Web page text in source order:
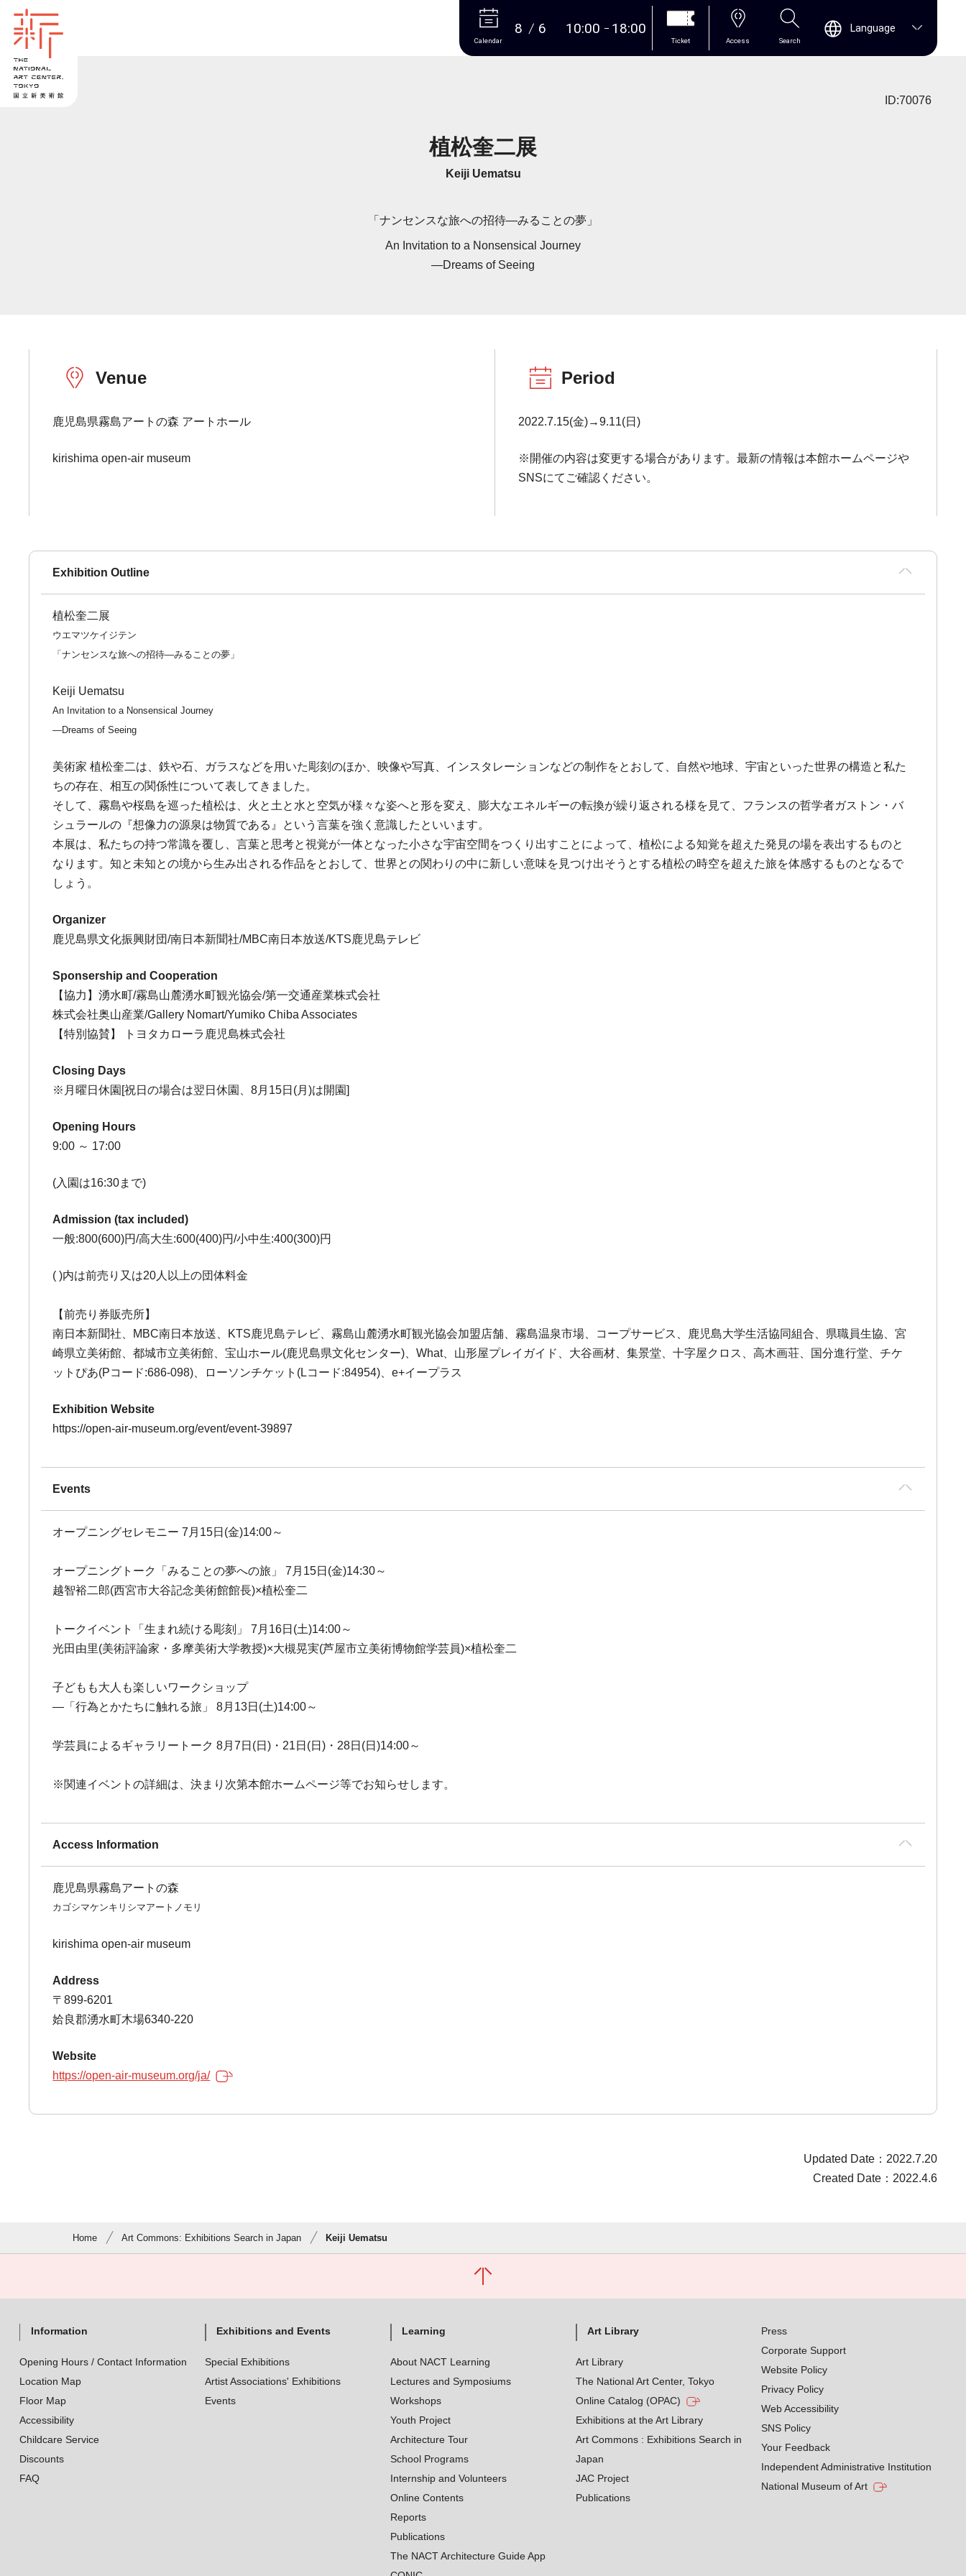
More
Calendar
8 6 10:00 18:00
Ticket Access Search
Language
ID:70076
植松奎二展
Keiji Uematsu
「ナンセンスな旅への招待―みることの夢」
An Invitation to a Nonsensical Journey
―Dreams of Seeing
Venue
鹿児島県霧島アートの森 アートホール
kirishima open-air museum
Period
2022.7.15(金)→9.11(日)
※開催の内容は変更する場合があります。最新の情報は本館ホームページや
SNSにてご確認ください。
Exhibition Outline
植松奎二展
ウエマツケイジテン
「ナンセンスな旅への招待―みることの夢」
Keiji Uematsu
An Invitation to a Nonsensical Journey
―Dreams of Seeing
美術家 植松奎二は、鉄や石、ガラスなどを用いた彫刻のほか、映像や写真、インスタレーションなどの制作をとおして、自然や地球、宇宙といった世界の構造と私た
ちの存在、相互の関係性について表してきました。
そして、霧島や桜島を巡った植松は、火と土と水と空気が様々な姿へと形を変え、膨大なエネルギーの転換が繰り返される様を見て、フランスの哲学者ガストン・バ
シュラールの『想像力の源泉は物質である』という言葉を強く意識したといいます。
本展は、私たちの持つ常識を覆し、言葉と思考と視覚が一体となった小さな宇宙空間をつくり出すことによって、植松による知覚を超えた発見の場を表出するものと
なります。知と未知との境から生み出される作品をとおして、世界との関わりの中に新しい意味を見つけ出そうとする植松の時空を超えた旅を体感するものとなるで
しょう。
Organizer
鹿児島県文化振興財団/南日本新聞社/MBC南日本放送/KTS鹿児島テレビ
Sponsership and Cooperation
【協力】湧水町/霧島山麓湧水町観光協会/第一交通産業株式会社
株式会社奥山産業/Gallery Nomart/Yumiko Chiba Associates
【特別協賛】 トヨタカローラ鹿児島株式会社
Closing Days
※月曜日休園[祝日の場合は翌日休園、8月15日(月)は開園]
Opening Hours
9:00 ～ 17:00
(入園は16:30まで)
Admission (tax included)
一般:800(600)円/高大生:600(400)円/小中生:400(300)円
( )内は前売り又は20人以上の団体料金
【前売り券販売所】
南日本新聞社、MBC南日本放送、KTS鹿児島テレビ、霧島山麓湧水町観光協会加盟店舗、霧島温泉市場、コープサービス、鹿児島大学生活協同組合、県職員生協、宮
崎県立美術館、都城市立美術館、宝山ホール(鹿児島県文化センター)、What、山形屋プレイガイド、大谷画材、集景堂、十字屋クロス、高木画荘、国分進行堂、チケ
ットぴあ(Pコード:686-098)、ローソンチケット(Lコード:84954)、e+イープラス
Exhibition Website
https://open-air-museum.org/event/event-39897
Events
オープニングセレモニー 7月15日(金)14:00～
オープニングトーク「みることの夢への旅」 7月15日(金)14:30～
越智裕二郎(西宮市大谷記念美術館館長)×植松奎二
トークイベント「生まれ続ける彫刻」 7月16日(土)14:00～
光田由里(美術評論家・多摩美術大学教授)×大槻晃実(芦屋市立美術博物館学芸員)×植松奎二
子どもも大人も楽しいワークショップ
―「行為とかたちに触れる旅」 8月13日(土)14:00～
学芸員によるギャラリートーク 8月7日(日)・21日(日)・28日(日)14:00～
※関連イベントの詳細は、決まり次第本館ホームページ等でお知らせします。
Access Information
鹿児島県霧島アートの森
カゴシマケンキリシマアートノモリ
kirishima open-air museum
Address
〒899-6201
姶良郡湧水町木場6340-220
Website
https://open-air-museum.org/ja/
Updated Date：2022.7.20
Created Date：2022.4.6
Home Art Commons: Exhibitions Search in Japan Keiji Uematsu
Information
Opening Hours / Contact Information
Location Map
Floor Map
Accessibility
Childcare Service
Discounts
FAQ
Exhibitions and Events
Special Exhibitions
Artist Associations' Exhibitions
Events
Learning
About NACT Learning
Lectures and Symposiums
Workshops
Youth Project
Architecture Tour
School Programs
Internship and Volunteers
Online Contents
Reports
Publications
The NACT Architecture Guide App
Art Library
Art Library
The National Art Center, Tokyo
Online Catalog (OPAC)
Exhibitions at the Art Library
Art Commons : Exhibitions Search in
Japan
JAC Project
Publications
Press
Corporate Support
Website Policy
Privacy Policy
Web Accessibility
SNS Policy
Your Feedback
Independent Administrative Institution
National Museum of Art